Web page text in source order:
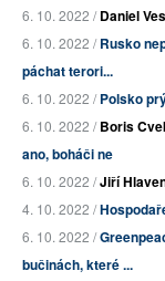
6. 10. 2022 /Daniel
6. 10. 2022 /Rusko
páchat terori...
6. 10. 2022 /Polsko
6. 10. 2022 /Boris
ano, boháči ne
6. 10. 2022 /Jiří
4. 10. 2022 /
6. 10. 2022 /
bučinách, které ...